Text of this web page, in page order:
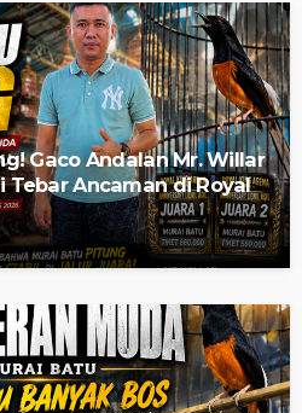
Gaco Andalan Mr. Willar
Tebar Ancaman di Royal